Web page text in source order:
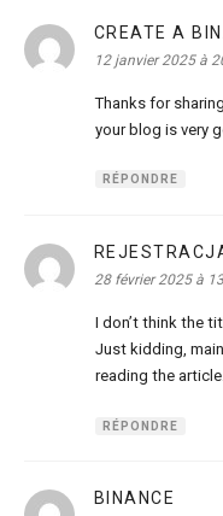
CREATE A
12 janvier 2025 à
Thanks for
your blog is very
RÉPONDRE
28 février 2025 à
I don’t think the
Just kidding,
reading the article.
RÉPONDRE
BINANCE